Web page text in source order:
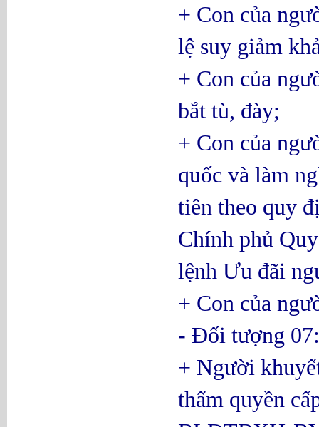
+ Con của
lệ suy giảm
+ Con của
bắt tù, đày;
+ Con của
quốc và làm
tiên theo quy
Chính phủ
lệnh Ưu đãi
+ Con của
- Đối tượng 07:
+ Người
thẩm quyền